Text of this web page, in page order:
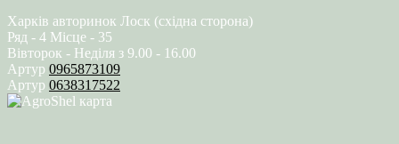
Харків авторинок Лоск (східна сторона)
Ряд - 4 Місце - 35
Вівторок - Неділя з 9.00 - 16.00
Артур 0965873109
Артур 0638317522